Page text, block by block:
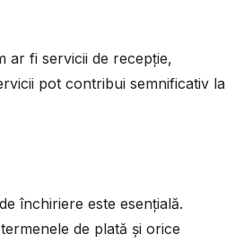
ar fi servicii de recepție,
pot contribui semnificativ la
închiriere este esențială.
de plată și orice